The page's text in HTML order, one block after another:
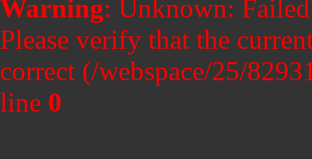
Warning: Unknown:
Please verify that the
correct (/webspace/25/
line 0